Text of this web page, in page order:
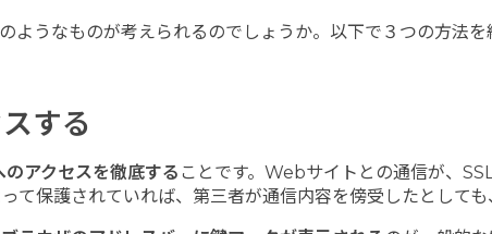
うなものが考えられるのでしょうか。以下で３つの方法を
する
アクセスを徹底する ことです。Webサイトとの通信が、
保護されていれば、第三者が通信内容を傍受したとしても